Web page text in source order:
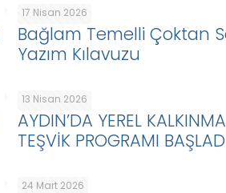
17 Nisan 2026
Bağlam Temelli Çoktan
Yazım Kılavuzu
13 Nisan 2026
AYDIN’DA YEREL
TEŞVİK PROGRAMI
24 Mart 2026